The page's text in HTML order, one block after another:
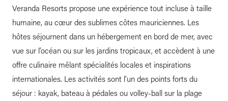
Veranda Resorts propose une expérience tout incluse à taille
humaine, au cœur des sublimes côtes mauriciennes. Les
hôtes séjournent dans un hébergement en bord de mer, avec
vue sur l’océan ou sur les jardins tropicaux, et accèdent à une
offre culinaire mêlant spécialités locales et inspirations
internationales. Les activités sont l’un des points forts du
séjour : kayak, bateau à pédales ou volley-ball sur la plage